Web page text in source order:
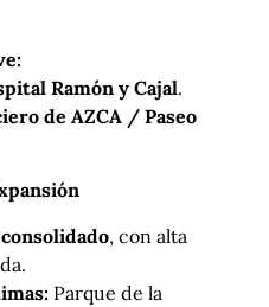
Ramón y Cajal.
de AZCA / Paseo
, con alta
Parque de la